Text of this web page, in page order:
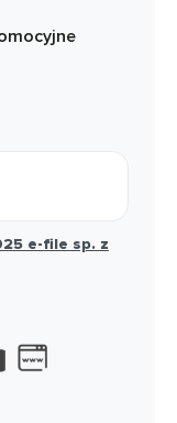
e-file sp. z